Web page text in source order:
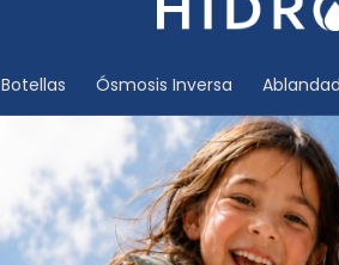
Botellas Ósmosis Inversa